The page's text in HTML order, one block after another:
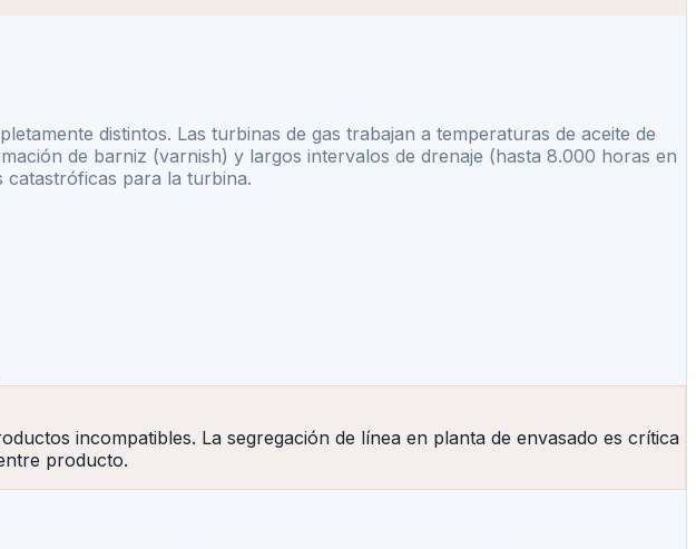
distintos. Las turbinas de gas trabajan a temperaturas de aceite de
de barniz (varnish) y largos intervalos de drenaje (hasta 8.000 horas en
para la turbina.
incompatibles. La segregación de línea en planta de envasado es crítica
producto.